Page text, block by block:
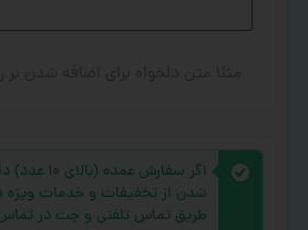
اگر سفارش
شدن از تخفیفات و خدمات ویژه
طریق تماس تلفنی و چت در